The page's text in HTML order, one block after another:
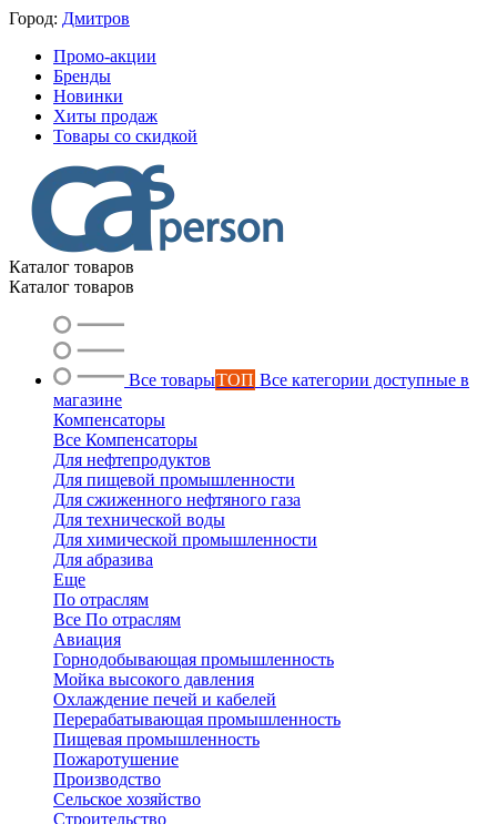
Город: Дмитров
Промо-акции
Бренды
Новинки
Хиты продаж
Товары со скидкой
Каталог товаров
Каталог товаров
Все товарыТОП Все категории доступные в
магазине
Компенсаторы
Все Компенсаторы
Для нефтепродуктов
Для пищевой промышленности
Для сжиженного нефтяного газа
Для технической воды
Для химической промышленности
Для абразива
Еще
По отраслям
Все По отраслям
Авиация
Горнодобывающая промышленность
Мойка высокого давления
Охлаждение печей и кабелей
Перерабатывающая промышленность
Пищевая промышленность
Пожаротушение
Производство
Сельское хозяйство
Строительство